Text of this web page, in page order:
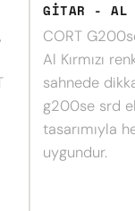
GITAR - AL
CORT
Al Kırmızı
sahnede
g200se srd
tasarımıyla
uygundur.